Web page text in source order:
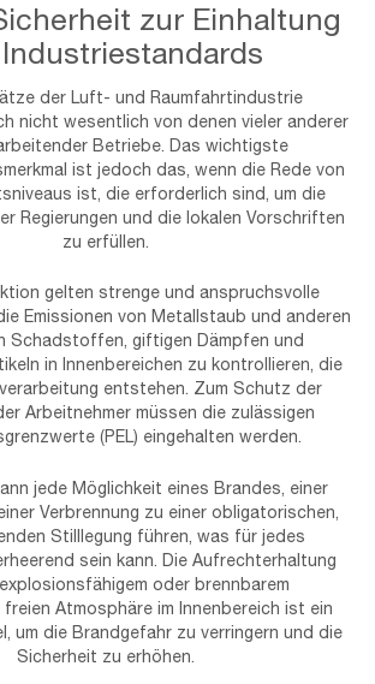
zur Einhaltung
der Luft- und Raumfahrtindustrie
nicht wesentlich von denen vieler anderer
Betriebe. Das wichtigste
ist jedoch das, wenn die Rede von
ist, die erforderlich sind, um die
Regierungen und die lokalen Vorschriften
zu erfüllen.
gelten strenge und anspruchsvolle
Emissionen von Metallstaub und anderen
Schadstoffen, giftigen Dämpfen und
in Innenbereichen zu kontrollieren, die
entstehen. Zum Schutz der
Arbeitnehmer müssen die zulässigen
(PEL) eingehalten werden.
jede Möglichkeit eines Brandes, einer
Verbrennung zu einer obligatorischen,
Stilllegung führen, was für jedes
sein kann. Die Aufrechterhaltung
oder brennbarem
Atmosphäre im Innenbereich ist ein
um die Brandgefahr zu verringern und die
Sicherheit zu erhöhen.